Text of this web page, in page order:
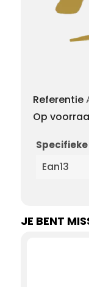
Referentie
Op
Ean13
JE BENT